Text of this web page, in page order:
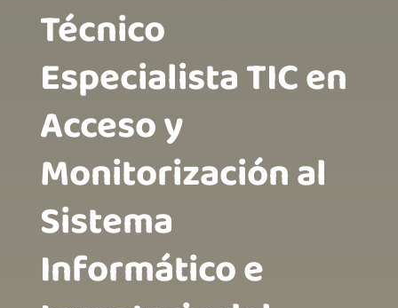
Técnico
Especialista TIC en
Acceso y
Monitorización al
Sistema
Informático e